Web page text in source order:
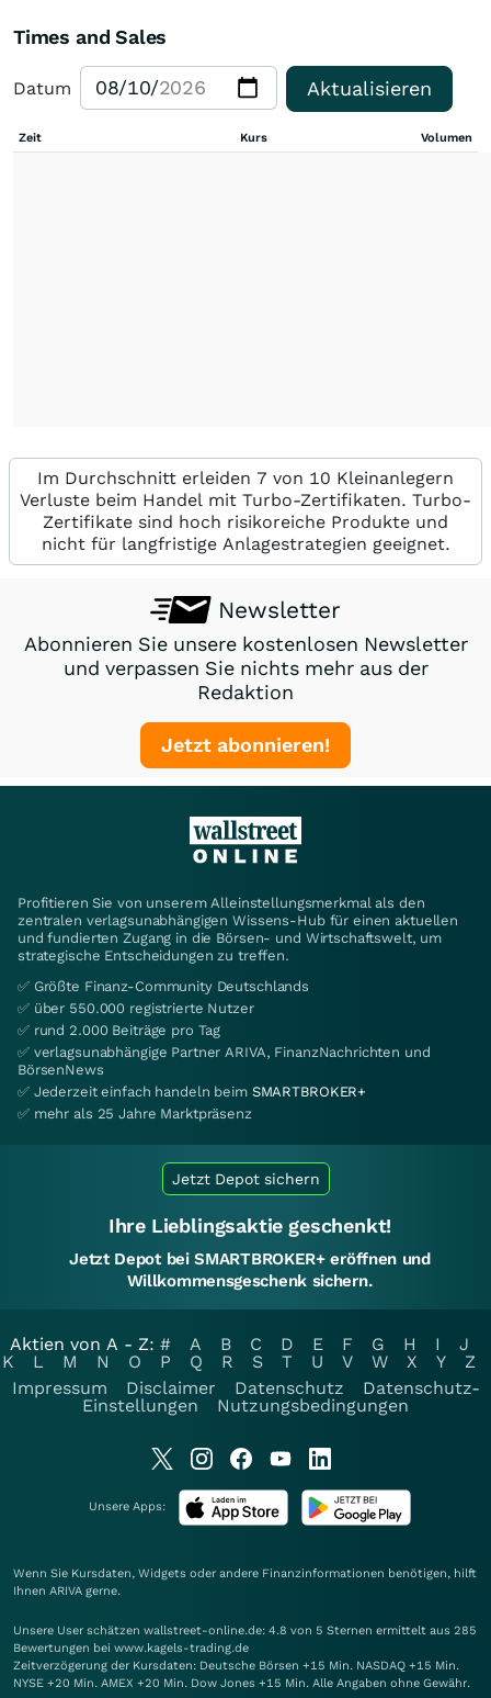
Times and Sales
Datum Aktualisieren
Zeit Kurs Volumen
Im Durchschnitt erleiden 7 von 10 Kleinanlegern
Verluste beim Handel mit Turbo-Zertifikaten. Turbo-
Zertifikate sind hoch risikoreiche Produkte und
nicht für langfristige Anlagestrategien geeignet.
Newsletter
Abonnieren Sie unsere kostenlosen Newsletter
und verpassen Sie nichts mehr aus der
Redaktion
Jetzt abonnieren!
Profitieren Sie von unserem Alleinstellungsmerkmal als den
zentralen verlagsunabhängigen Wissens-Hub für einen aktuellen
und fundierten Zugang in die Börsen- und Wirtschaftswelt, um
strategische Entscheidungen zu treffen.
✅ Größte Finanz-Community Deutschlands
✅ über 550.000 registrierte Nutzer
✅ rund 2.000 Beiträge pro Tag
✅ verlagsunabhängige Partner ARIVA, FinanzNachrichten und
BörsenNews
✅ Jederzeit einfach handeln beim SMARTBROKER+
✅ mehr als 25 Jahre Marktpräsenz
Jetzt Depot sichern
Ihre Lieblingsaktie geschenkt!
Jetzt Depot bei SMARTBROKER+ eröffnen und
Willkommensgeschenk sichern.
Aktien von A - Z: # A B C D E F G H I
J
K
L M N O P Q R S T U V W X Y
Z
Impressum
Disclaimer Datenschutz
Datenschutz-
Einstellungen
Nutzungsbedingungen
Unsere Apps:
Wenn Sie Kursdaten, Widgets oder andere Finanzinformationen benötigen, hilft
Ihnen ARIVA gerne.
Unsere User schätzen wallstreet-online.de: 4.8 von 5 Sternen ermittelt aus 285
Bewertungen bei www.kagels-trading.de
Zeitverzögerung der Kursdaten: Deutsche Börsen +15 Min. NASDAQ +15 Min.
NYSE +20 Min. AMEX +20 Min. Dow Jones +15 Min. Alle Angaben ohne Gewähr.